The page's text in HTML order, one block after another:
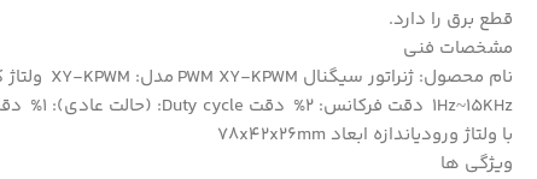
قطع برق را دارد.
مشخصات فنی
با ولتاژ ورودیاندازه ابعاد 78x42x26mm
ویژگی ها